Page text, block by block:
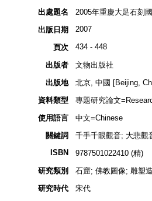
出處題名
2005年重慶大足石刻
出版日期
2007
頁次 434 - 448
出版者
文物出版社
出版地
北京, 中國 [Beijing,
資料類型
專題研究論文
使用語言
中文=Chinese
關鍵詞
千手千眼觀音; 大悲觀
ISBN
9787501022410 (精)
研究類別
石窟; 佛教圖像; 雕塑
研究時代
宋代